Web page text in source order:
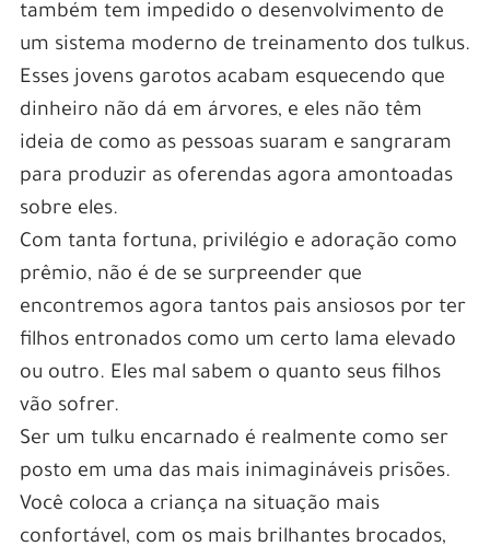
também tem impedido o desenvolvimento de
um sistema moderno de treinamento dos tulkus.
Esses jovens garotos acabam esquecendo que
dinheiro não dá em árvores, e eles não têm
ideia de como as pessoas suaram e sangraram
para produzir as oferendas agora amontoadas
sobre eles.
Com tanta fortuna, privilégio e adoração como
prêmio, não é de se surpreender que
encontremos agora tantos pais ansiosos por ter
filhos entronados como um certo lama elevado
ou outro. Eles mal sabem o quanto seus filhos
vão sofrer.
Ser um tulku encarnado é realmente como ser
posto em uma das mais inimagináveis prisões.
Você coloca a criança na situação mais
confortável, com os mais brilhantes brocados,